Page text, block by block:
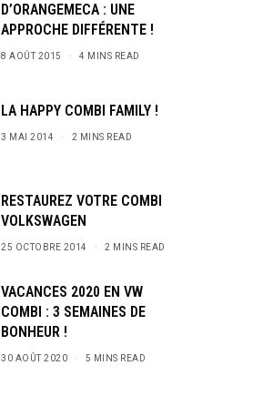
D’ORANGEMECA : UNE
APPROCHE DIFFÉRENTE !
8 AOÛT 2015 4 MINS READ
LA HAPPY COMBI FAMILY !
3 MAI 2014 2 MINS READ
RESTAUREZ VOTRE COMBI
VOLKSWAGEN
25 OCTOBRE 2014 2 MINS READ
VACANCES 2020 EN VW
COMBI : 3 SEMAINES DE
BONHEUR !
30 AOÛT 2020 5 MINS READ